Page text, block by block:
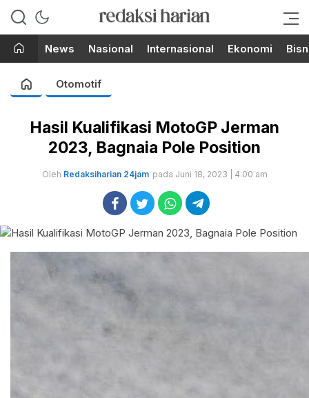
RedaksiHarian.com
Berita Terupdate dari Redaksi
News Nasional Internasional Ekonomi
Otomotif
Hasil Kualifikasi MotoGP Jerman
2023, Bagnaia Pole Position
Oleh Redaksiharian 24jam pada Juni 18, 2023 | 4:00 am